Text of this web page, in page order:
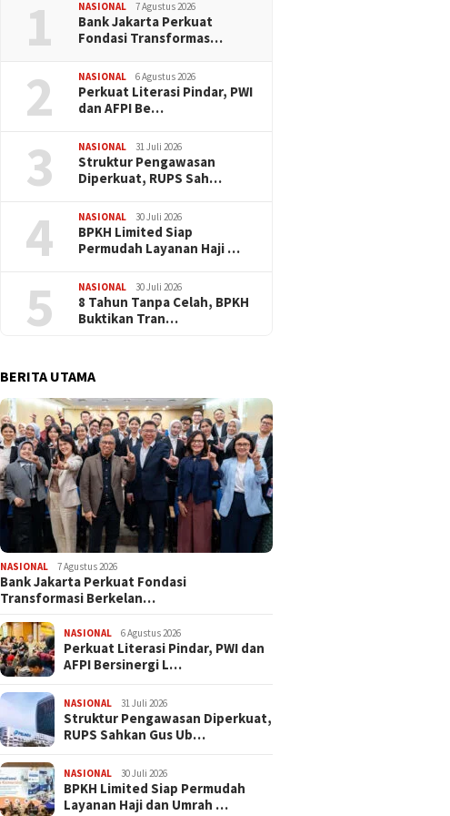
1 NASIONAL 7 Agustus 2026
Bank Jakarta Perkuat
Fondasi Transformas…
2 NASIONAL 6 Agustus 2026
Perkuat Literasi Pindar, PWI
dan AFPI Be…
3 NASIONAL 31 Juli 2026
​Struktur Pengawasan
Diperkuat, RUPS Sah…
4 NASIONAL 30 Juli 2026
BPKH Limited Siap
Permudah Layanan Haji …
5 NASIONAL 30 Juli 2026
​8 Tahun Tanpa Celah, BPKH
Buktikan Tran…
BERITA UTAMA
NASIONAL 7 Agustus 2026
Bank Jakarta Perkuat Fondasi
Transformasi Berkelan…
NASIONAL 6 Agustus 2026
Perkuat Literasi Pindar, PWI dan
AFPI Bersinergi L…
NASIONAL 31 Juli 2026
​Struktur Pengawasan Diperkuat,
RUPS Sahkan Gus Ub…
NASIONAL 30 Juli 2026
BPKH Limited Siap Permudah
Layanan Haji dan Umrah …